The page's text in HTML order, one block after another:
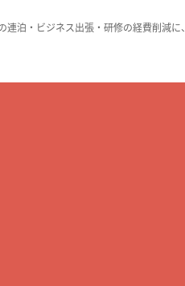
泊・ビジネス出張・研修の経費削減